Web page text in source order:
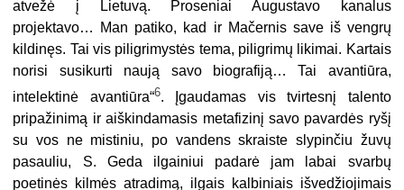
atvežė į Lietuvą. Proseniai Augustavo kanalus
projektavo… Man patiko, kad ir Mačernis save iš vengrų
kildinęs. Tai vis piligrimystės tema, piligrimų likimai. Kartais
norisi susikurti naują savo biografiją… Tai avantiūra,
intelektinė avantiūra“6. Įgaudamas vis tvirtesnį talento
pripažinimą ir aiškindamasis metafizinį savo pavardės ryšį
su vos ne mistiniu, po vandens skraiste slypinčiu žuvų
pasauliu, S. Geda ilgainiui padarė jam labai svarbų
poetinės kilmės atradimą, ilgais kalbiniais išvedžiojimais